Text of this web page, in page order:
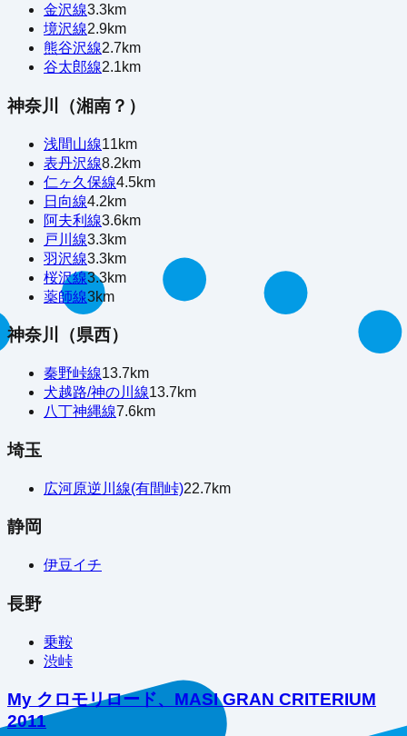
金沢線3.3km
境沢線2.9km
熊谷沢線2.7km
谷太郎線2.1km
神奈川（湘南？）
浅間山線11km
表丹沢線8.2km
仁ヶ久保線4.5km
日向線4.2km
阿夫利線3.6km
戸川線3.3km
羽沢線3.3km
桜沢線3.3km
薬師線3km
神奈川（県西）
秦野峠線13.7km
犬越路/神の川線13.7km
八丁神縄線7.6km
埼玉
広河原逆川線(有間峠)22.7km
静岡
伊豆イチ
長野
乗鞍
渋峠
My クロモリロード、MASI GRAN CRITERIUM
2011